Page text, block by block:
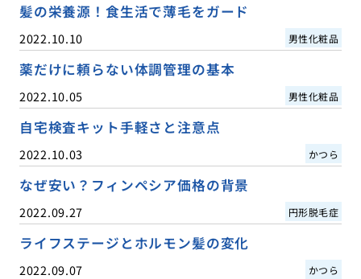
髪の栄養源！食生活で薄毛をガード
2022.10.10 男性化粧品
薬だけに頼らない体調管理の基本
2022.10.05 男性化粧品
自宅検査キット手軽さと注意点
2022.10.03 かつら
なぜ安い？フィンペシア価格の背景
2022.09.27 円形脱毛症
ライフステージとホルモン髪の変化
2022.09.07 かつら